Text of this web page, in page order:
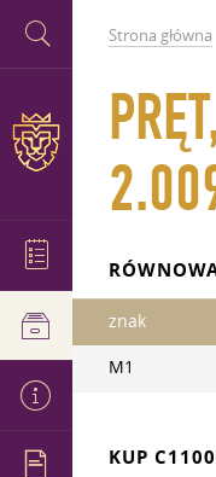
Strona główna
znak
M1
KUP